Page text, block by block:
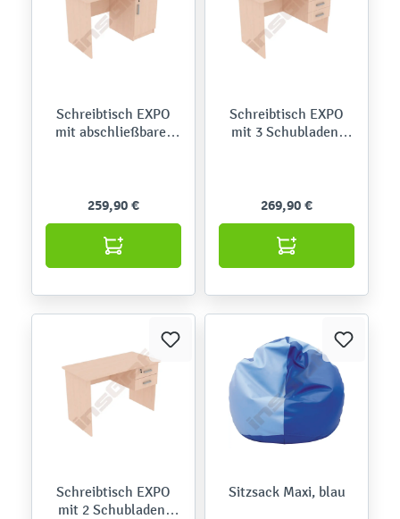
Schreibtisch EXPO
mit abschließbarer
259,90 €
Schreibtisch EXPO
mit 3 Schubladen,
269,90 €
Schreibtisch EXPO
mit 2 Schubladen,
Sitzsack Maxi, blau